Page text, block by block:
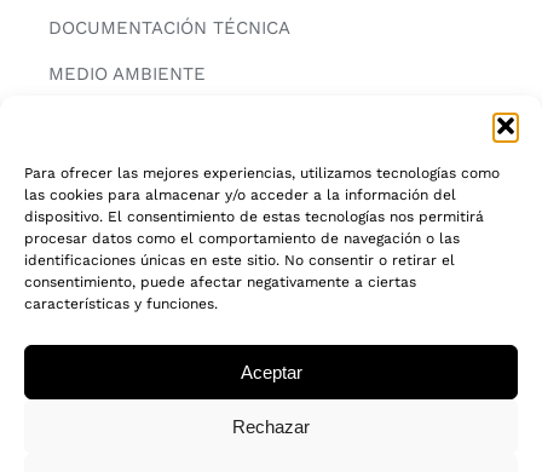
Para ofrecer las mejores experiencias, utilizamos tecnologías como
las cookies para almacenar y/o acceder a la información del
dispositivo. El consentimiento de estas tecnologías nos permitirá
procesar datos como el comportamiento de navegación o las
identificaciones únicas en este sitio. No consentir o retirar el
consentimiento, puede afectar negativamente a ciertas
características y funciones.
Aceptar
Rechazar
DOCUMENTACIÓN TÉCNICA
MEDIO AMBIENTE
INFORMACIÓN
AVISO LEGAL
POLITICA DE PRIVACIDAD
CADENA DE CUSTODIA FSC®